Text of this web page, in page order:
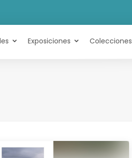
Exposiciones Colecciones